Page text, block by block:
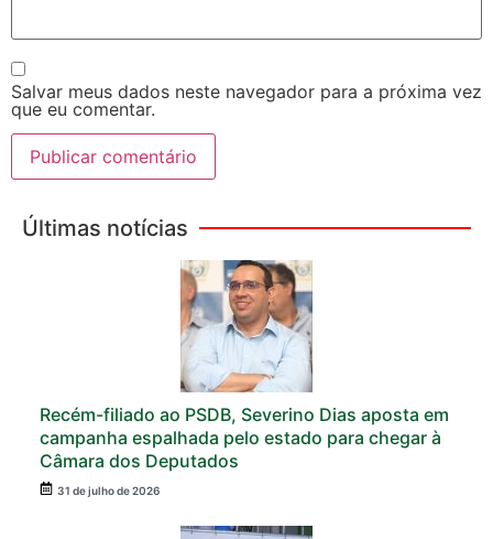
Salvar meus dados neste navegador para a próxima vez
que eu comentar.
Últimas notícias
Recém-filiado ao PSDB, Severino Dias aposta em
campanha espalhada pelo estado para chegar à
Câmara dos Deputados
31 de julho de 2026